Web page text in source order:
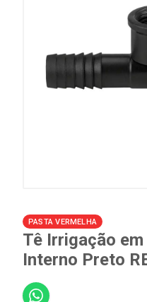
PASTA VERMELHA
Tê Irrigação
Interno Preto